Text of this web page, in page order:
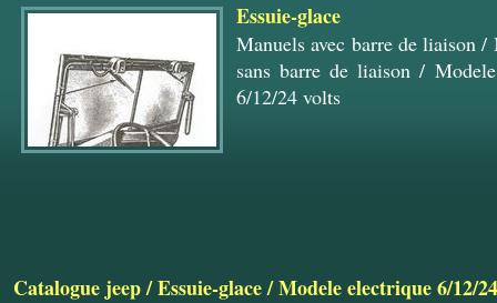
Essuie-glace
Manuels avec barre de liaison /
sans barre de liaison /
6/12/24 volts
Catalogue jeep/Essuie-glace/Modele electrique 6/12/